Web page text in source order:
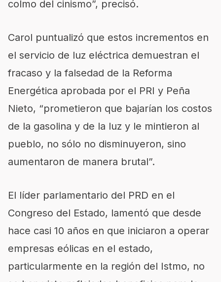
colmo del cinismo”, precisó.
Carol puntualizó que estos incrementos en
el servicio de luz eléctrica demuestran el
fracaso y la falsedad de la Reforma
Energética aprobada por el PRI y Peña
Nieto, “prometieron que bajarían los costos
de la gasolina y de la luz y le mintieron al
pueblo, no sólo no disminuyeron, sino
aumentaron de manera brutal”.
El líder parlamentario del PRD en el
Congreso del Estado, lamentó que desde
hace casi 10 años en que iniciaron a operar
empresas eólicas en el estado,
particularmente en la región del Istmo, no